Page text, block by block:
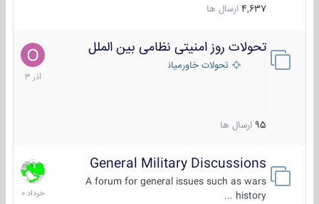
4,637 ارسال ها
تحولات روز امنیتی نظامی بین الملل
تحولات خاورمیانه
95 ارسال ها
21
آذر
1403
General Military Discussions
A forum for general issues such as wars
history ...
10
خرداد
1400